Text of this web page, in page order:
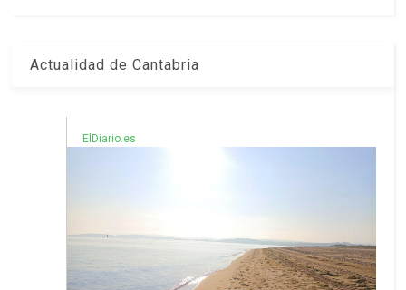
Actualidad de Cantabria
ElDiario.es